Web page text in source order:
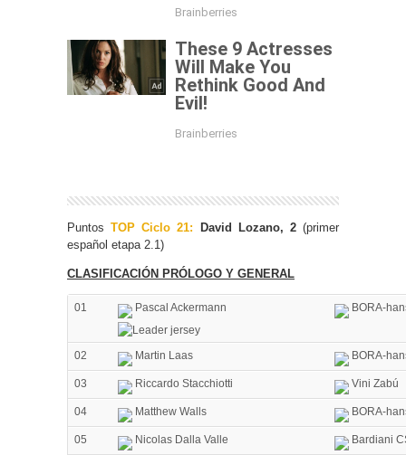
PuntosTOP Ciclo 21: David Lozano, 2(primer
español etapa 2.1)
CLASIFICACIÓN PRÓLOGO Y GENERAL
01 Pascal Ackermann BORA-
02 Martin Laas BORA-
03 Riccardo Stacchiotti Vini Zabú
04 Matthew Walls BORA-
05 Nicolas Dalla Valle Bardiani